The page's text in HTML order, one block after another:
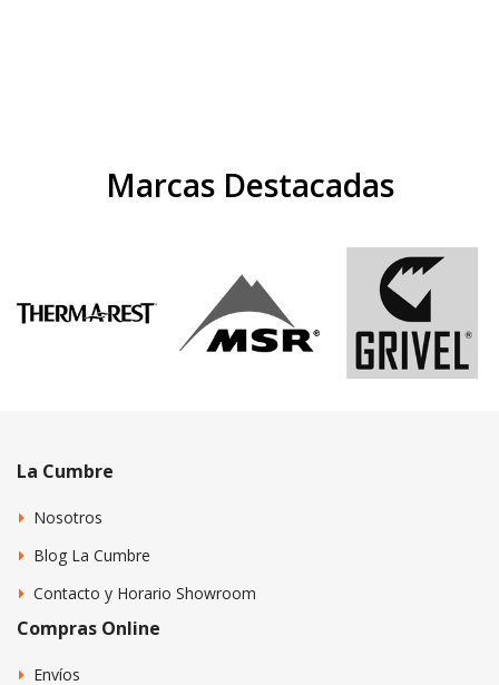
Marcas Destacadas
La Cumbre
Nosotros
Blog La Cumbre
Contacto y Horario Showroom
Compras Online
Envíos